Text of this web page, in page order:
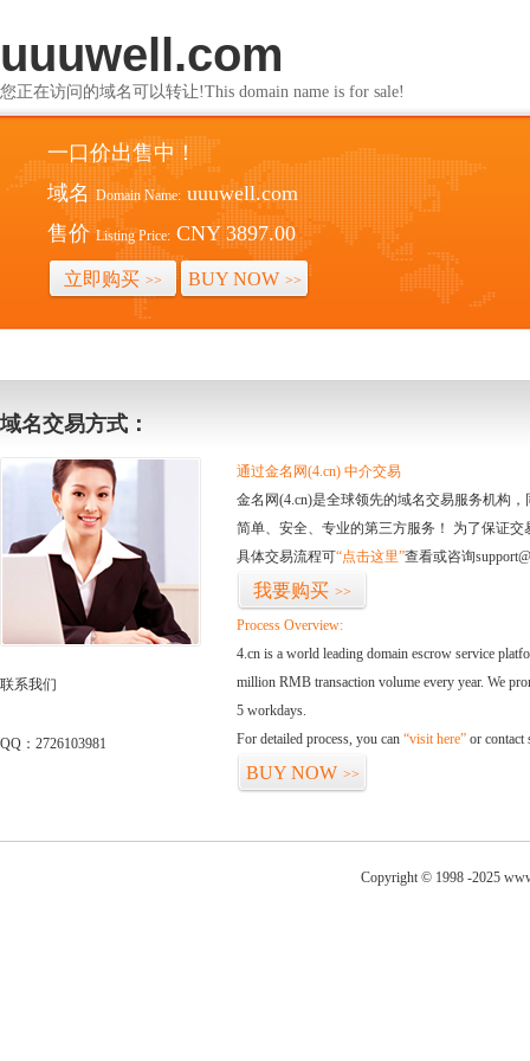
uuuwell.com
您正在访问的域名可以转让!This domain name is for sale!
一口价出售中！
域名 Domain Name: uuuwell.com
售价 Listing Price: CNY 3897.00
立即购买 >> BUY NOW >>
域名交易方式：
联系我们
QQ：2726103981
通过金名网(4.cn) 中介交易
金名网(4.cn)是全球领先的域名交易服务机构
简单、安全、专业的第三方服务！ 为了保证
具体交易流程可“点击这里”查看或咨询
我要购买 >>
Process Overview:
4.cn is a world leading domain escrow service
million RMB transaction volume every year. We
5 workdays.
For detailed process, you can “visit here” or contact
BUY NOW >>
Copyright © 1998 -2025